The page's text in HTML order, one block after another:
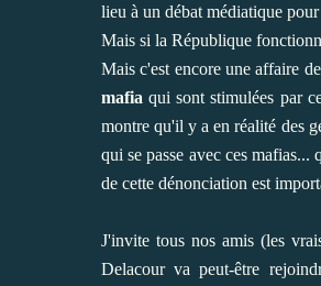
lieu à un débat médiatique
Mais si la République
Mais c'est encore une affaire
mafia qui sont stimulées par
montre qu'il y a en réalité des
qui se passe avec ces
de cette dénonciation est
J'invite tous nos amis (les
Delacour va peut-être